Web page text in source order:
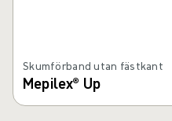
Skumförband utan fästkant
Mepilex® Up